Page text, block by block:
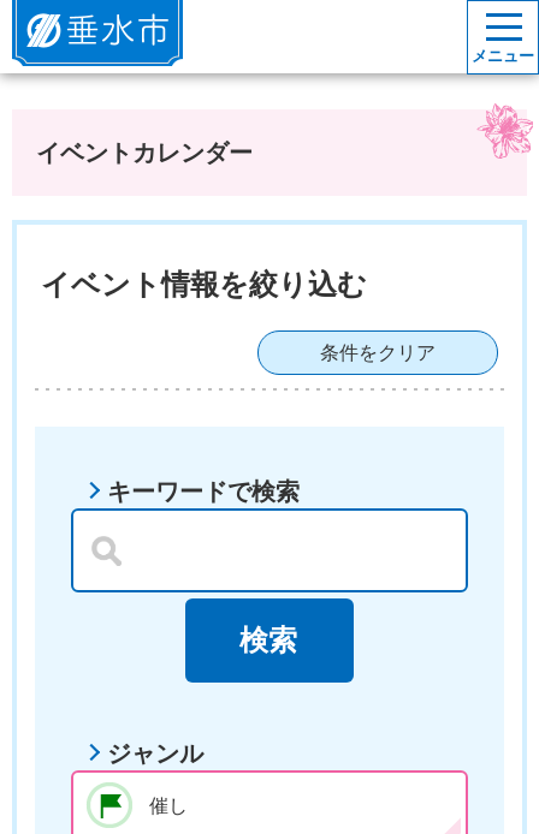
垂水市
メニュー
イベントカレンダー
イベント情報を絞り込む
条件をクリア
キーワードで検索
ジャンル
催し